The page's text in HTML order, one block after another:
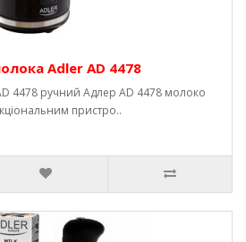
Adler AD 4478
4478 ручний Адлер AD 4478 молоко
пристро..